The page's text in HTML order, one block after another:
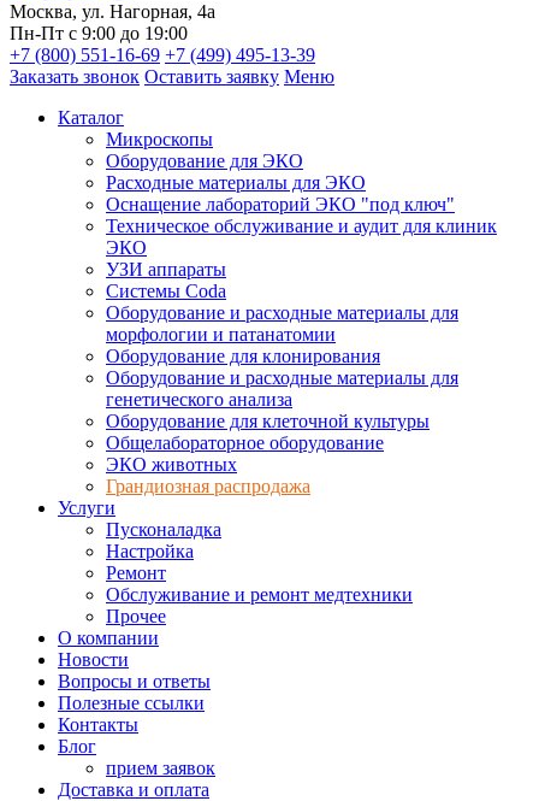
Москва, ул. Нагорная, 4а
Пн-Пт с 9:00 до 19:00
+7 (800) 551-16-69 +7 (499) 495-13-39
Заказать звонок Оставить заявку Меню
Каталог
Микроскопы
Оборудование для ЭКО
Расходные материалы для ЭКО
Оснащение лабораторий ЭКО "под ключ"
Техническое обслуживание и аудит для клиник
ЭКО
УЗИ аппараты
Системы Coda
Оборудование и расходные материалы для
морфологии и патанатомии
Оборудование для клонирования
Оборудование и расходные материалы для
генетического анализа
Оборудование для клеточной культуры
Общелабораторное оборудование
ЭКО животных
Грандиозная распродажа
Услуги
Пусконаладка
Настройка
Ремонт
Обслуживание и ремонт медтехники
Прочее
О компании
Новости
Вопросы и ответы
Полезные ссылки
Контакты
Блог
прием заявок
Доставка и оплата